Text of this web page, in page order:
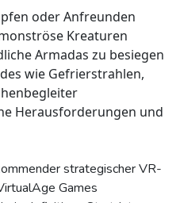
oder Anfreunden
Kreaturen
Armadas zu besiegen
wie Gefrierstrahlen,
Herausforderungen und
strategischer VR-
Games